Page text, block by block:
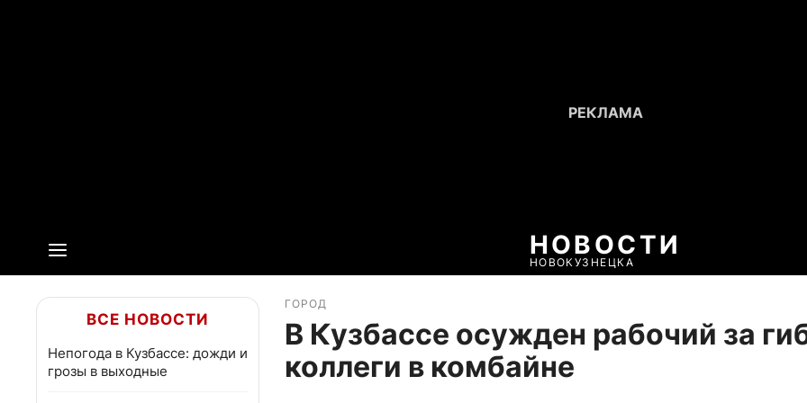
НОВОСТИ
НОВОКУЗНЕЦКА
ВСЕ НОВОСТИ
Непогода в Кузбассе: дожди и
грозы в выходные
ГОРОД
В Кузбассе осужден рабочий за
коллеги в комбайне